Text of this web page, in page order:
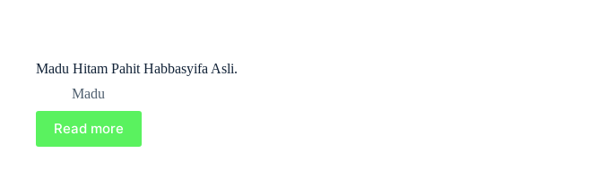
Madu Hitam Pahit Habbasyifa Asli.
Madu
Read more